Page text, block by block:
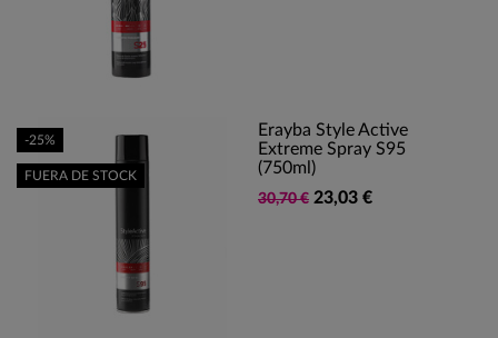
Erayba Style Active
Extreme Spray S95
(750ml)
30,70 € 23,03 €
-25%
FUERA DE STOCK